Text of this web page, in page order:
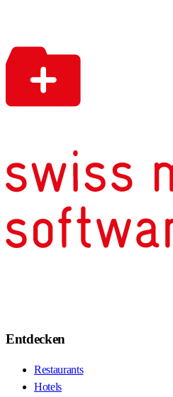
Entdecken
Restaurants
Hotels